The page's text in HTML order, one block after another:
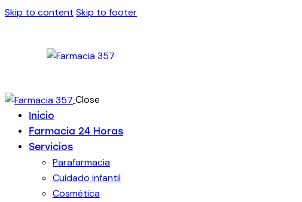
Skip to content Skip to footer
Close
Inicio
Farmacia 24 Horas
Servicios
Parafarmacia
Cuidado infantil
Cosmética